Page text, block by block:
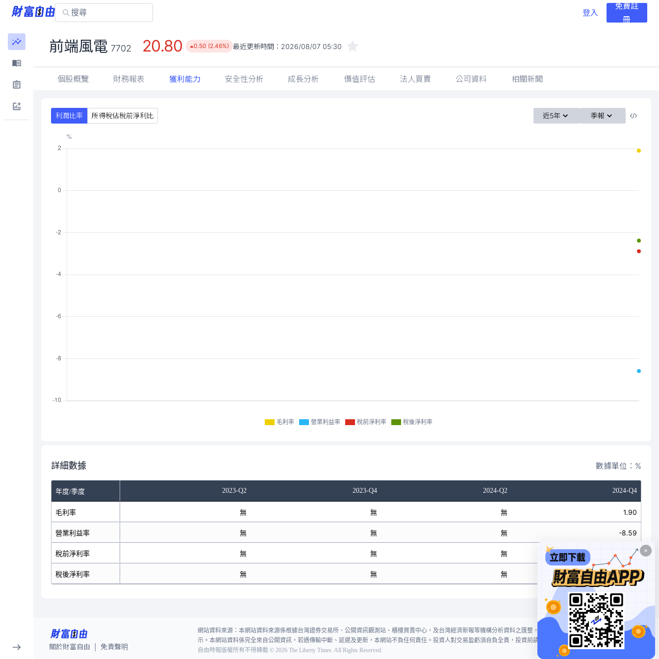
登入
免費註
冊
前端風電 7702 20.80 0.50 (2.46%) 最近更新時間： 2026/08/07 05:30
個股概覽 財務報表 獲利能力 安全性分析 成長分析 價值評估 法人買賣 公司資料 相關新聞
利潤比率 所得稅佔稅前淨利比 近5年 季報
毛利率 營業利益率 稅前淨利率 稅後淨利率
詳細數據 數據單位：%
年度/季度 2023-Q2 2023-Q4 2024-Q2 2024-Q4
毛利率
營業利益率
稅前淨利率
稅後淨利率
無 無 無 1.90
無 無 無 -8.59
無 無 無 -2.89
無 無 無 -2.38
關於財富自由 免責聲明
網站資料來源：本網站資料來源係根據台灣證券交易所、公開資訊觀測站、櫃檯買賣中心，及台灣經濟新報等機構分析資料之匯整，本網站對投資人買賣不作任何建議或暗
示。本網站資料係完全來自公開資訊，若遇傳輸中斷、延遲及更新，本網站不負任何責任。投資人對交易盈虧須自負全責，投資前請謹慎評估風險。
自由時報版權所有不得轉載 © 2026 The Liberty Times. All Rights Reserved.